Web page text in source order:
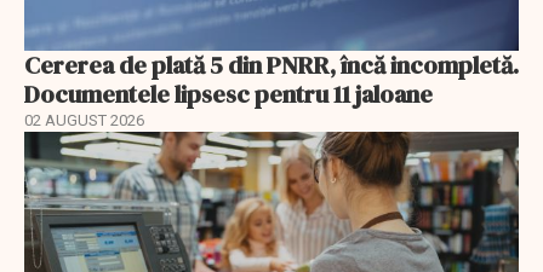
Cererea de plată 5 din PNRR, încă incompletă.
Documentele lipsesc pentru 11 jaloane
02 AUGUST 2026